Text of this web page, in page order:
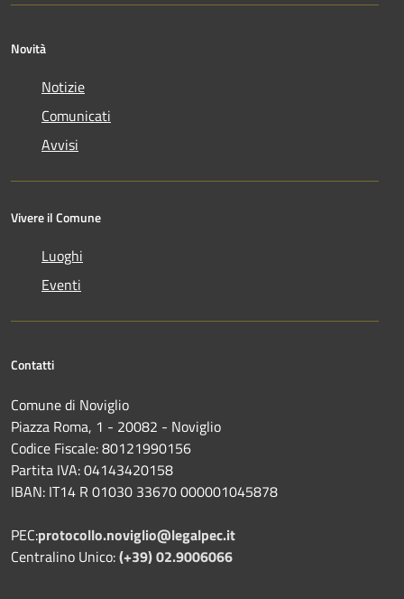
Novità
Notizie
Comunicati
Avvisi
Vivere il Comune
Luoghi
Eventi
Contatti
Comune di Noviglio
Piazza Roma, 1 - 20082 - Noviglio
Codice Fiscale: 80121990156
Partita IVA: 04143420158
IBAN: IT14 R 01030 33670 000001045878
PEC:protocollo.noviglio@legalpec.it
Centralino Unico:(+39) 02.9006066